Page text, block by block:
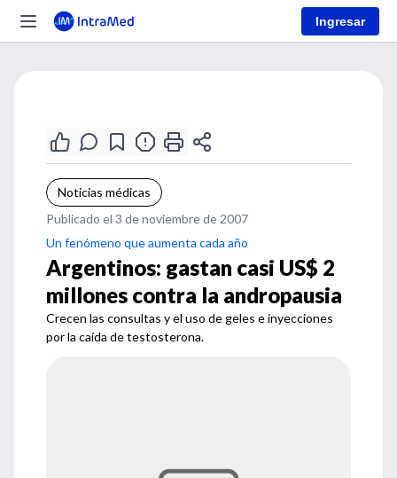
Ingresar
Noticias médicas
Publicado el 3 de noviembre de 2007
Un fenómeno que aumenta cada año
Argentinos: gastan casi US$ 2
millones contra la andropausia
Crecen las consultas y el uso de geles e inyecciones
por la caída de testosterona.